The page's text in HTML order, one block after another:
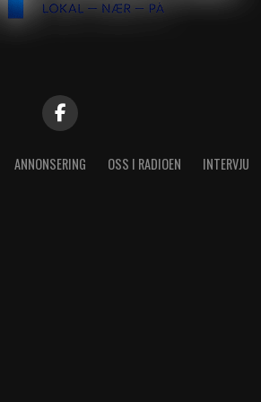
ANNONSERING OSS I RADIOEN INTERVJU